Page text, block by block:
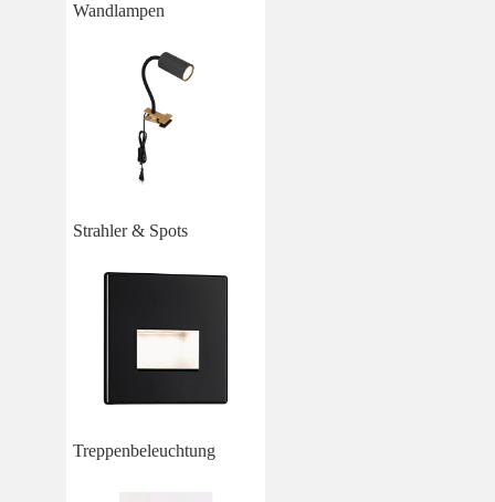
Wandlampen
Strahler & Spots
Treppenbeleuchtung